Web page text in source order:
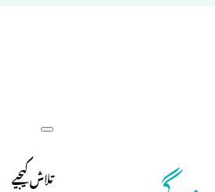
تلاش کیجیے